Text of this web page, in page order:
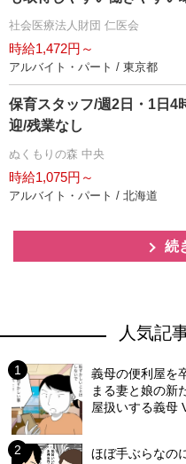
社会医療法人財団 仁医会
時給1,472円～
アルバイト・パート / 東京都
保育スタッフ/週2日・1日4
迎/残業なし
ぬくもりの森 中央
時給1,075円～
アルバイト・パート / 北海道
続
人気記
義母の便利屋を
まる妻と娘の新
屋扱いする義母
ほぼ手ぶらなの